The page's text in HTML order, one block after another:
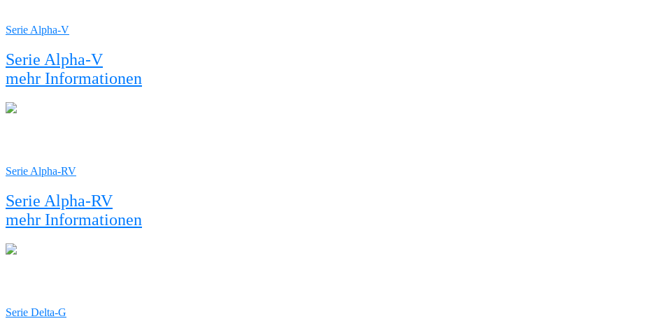
Serie Alpha-V
Serie Alpha-V
mehr Informationen
Serie Alpha-RV
Serie Alpha-RV
mehr Informationen
Serie Delta-G